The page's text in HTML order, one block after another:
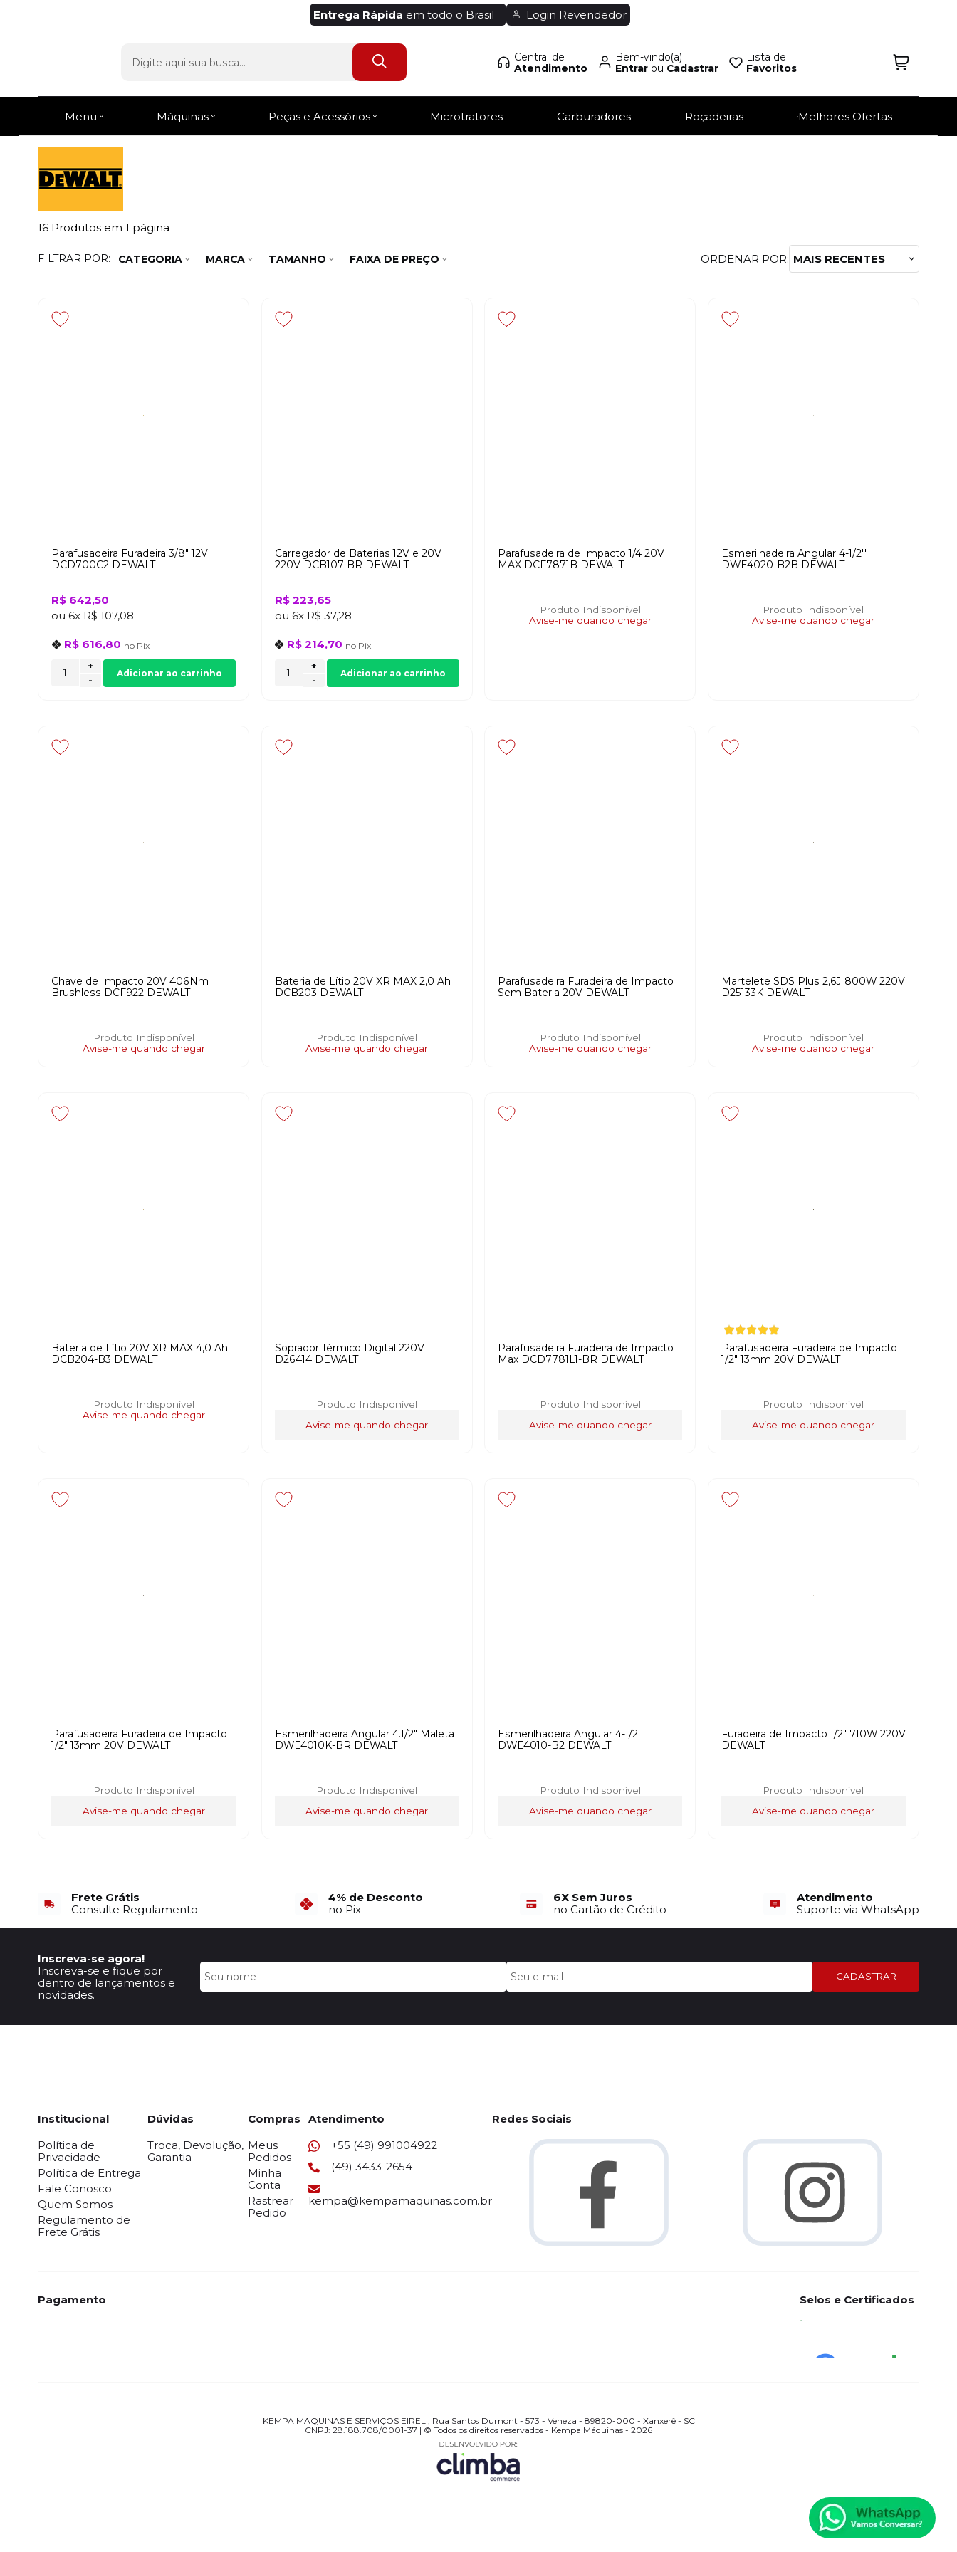
Entrega Rápida em todo o Brasil Login Revendedor
Central de
Atendimento
Bem-vindo(a)
Entrarou Cadastrar
Lista de
Favoritos
Menu Máquinas Peças e Acessórios Microtratores Carburadores Roçadeiras Melhores Ofertas
16 Produtos em 1 página
FILTRAR POR: CATEGORIA MARCA TAMANHO FAIXA DE PREÇO ORDENAR POR: MAIS RECENTES
Parafusadeira Furadeira 3/8″ 12V
DCD700C2 DEWALT
R$ 642,50
ou 6x R$ 107,08
R$ 616,80 no Pix
-
+
Adicionar ao carrinho
Carregador de Baterias 12V e 20V
220V DCB107-BR DEWALT
R$ 223,65
ou 6x R$ 37,28
R$ 214,70 no Pix
-
+
Adicionar ao carrinho
Parafusadeira de Impacto 1/4 20V
MAX DCF7871B DEWALT
Produto Indisponível
Avise-me quando chegar
Esmerilhadeira Angular 4-1/2''
DWE4020-B2B DEWALT
Produto Indisponível
Avise-me quando chegar
Chave de Impacto 20V 406Nm
Brushless DCF922 DEWALT
Produto Indisponível
Avise-me quando chegar
Bateria de Lítio 20V XR MAX 2,0 Ah
DCB203 DEWALT
Produto Indisponível
Avise-me quando chegar
Parafusadeira Furadeira de Impacto
Sem Bateria 20V DEWALT
Produto Indisponível
Avise-me quando chegar
Martelete SDS Plus 2,6J 800W 220V
D25133K DEWALT
Produto Indisponível
Avise-me quando chegar
Bateria de Lítio 20V XR MAX 4,0 Ah
DCB204-B3 DEWALT
Produto Indisponível
Avise-me quando chegar
Soprador Térmico Digital 220V
D26414 DEWALT
Produto Indisponível
Avise-me quando chegar
Parafusadeira Furadeira de Impacto
Max DCD7781L1-BR DEWALT
Produto Indisponível
Avise-me quando chegar
Parafusadeira Furadeira de Impacto
1/2" 13mm 20V DEWALT
Produto Indisponível
Avise-me quando chegar
Parafusadeira Furadeira de Impacto
1/2" 13mm 20V DEWALT
Produto Indisponível
Avise-me quando chegar
Esmerilhadeira Angular 4.1/2" Maleta
DWE4010K-BR DEWALT
Produto Indisponível
Avise-me quando chegar
Esmerilhadeira Angular 4-1/2''
DWE4010-B2 DEWALT
Produto Indisponível
Avise-me quando chegar
Furadeira de Impacto 1/2″ 710W 220V
DEWALT
Produto Indisponível
Avise-me quando chegar
Frete Grátis
Consulte Regulamento
4% de Desconto
no Pix
6X Sem Juros
no Cartão de Crédito
Atendimento
Suporte via WhatsApp
Inscreva-se agora!
Inscreva-se e fique por
dentro de lançamentos e
novidades.
CADASTRAR
Institucional
Política de
Privacidade
Política de Entrega
Fale Conosco
Quem Somos
Regulamento de
Frete Grátis
Dúvidas
Troca, Devolução,
Garantia
Compras
Meus
Pedidos
Minha
Conta
Rastrear
Pedido
Atendimento
+55 (49) 991004922
(49) 3433-2654
kempa@kempamaquinas.com.br
Redes Sociais
Pagamento Selos e Certificados
KEMPA MAQUINAS E SERVIÇOS EIRELI, Rua Santos Dumont - 573 - Veneza - 89820-000 - Xanxerê - SC
CNPJ: 28.188.708/0001-37 | © Todos os direitos reservados - Kempa Máquinas - 2026